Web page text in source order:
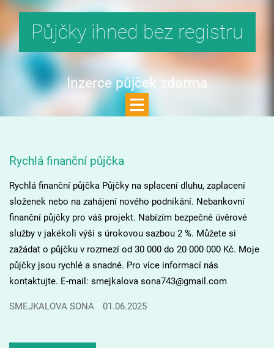
Půjčky ihned bez registru
Inzerce půjček zdarma
Rychlá finanční půjčka
Rychlá finanční půjčka Půjčky na splacení dluhu, zaplacení
složenek nebo na zahájení nového podnikání. Nebankovní
finanční půjčky pro váš projekt. Nabízím bezpečné úvěrové
služby v jakékoli výši s úrokovou sazbou 2 %. Můžete si
zažádat o půjčku v rozmezí od 30 000 do 20 000 000 Kč. Moje
půjčky jsou rychlé a snadné. Pro více informací nás
kontaktujte. E-mail: smejkalova sona743@gmail.com
SMEJKALOVA SONA 01.06.2025